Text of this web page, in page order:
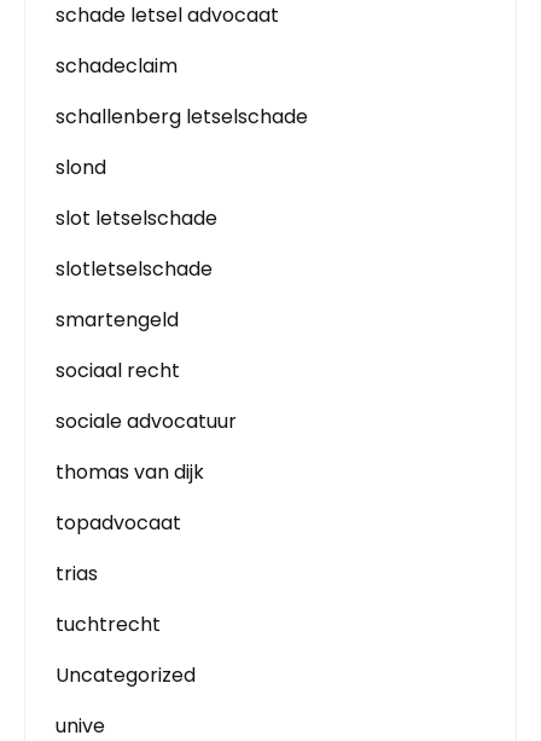
schade letsel advocaat
schadeclaim
schallenberg letselschade
slond
slot letselschade
slotletselschade
smartengeld
sociaal recht
sociale advocatuur
thomas van dijk
topadvocaat
trias
tuchtrecht
Uncategorized
unive